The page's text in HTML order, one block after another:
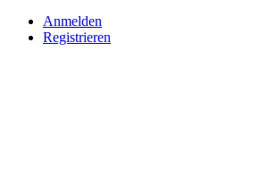
Anmelden
Registrieren